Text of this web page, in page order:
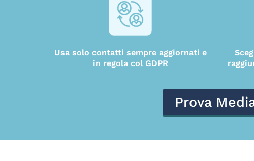
Usa solo contatti sempre aggiornati e
in regola col GDPR
Prova